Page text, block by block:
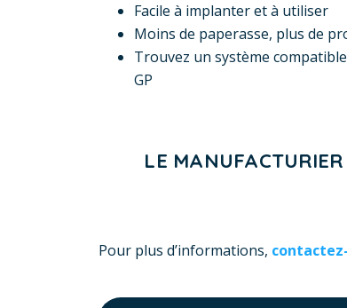
Facile à implanter et à utiliser
Moins de paperasse, plus de
Trouvez un système
GP
LE
Pour plus d’informations,